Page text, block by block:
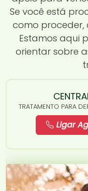
Se você está
como proceder,
Estamos aqui
orientar sobre
TRATAMENTO PARA
Ligar